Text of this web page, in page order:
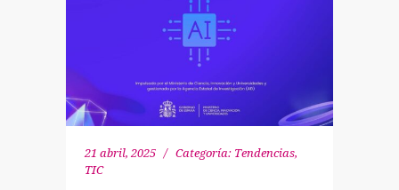
21 abril, 2025 Categoría: Tendencias,
TIC